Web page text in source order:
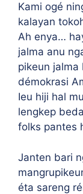
Kami ogé
kalayan
Ah enya…
jalma anu
pikeun jalma
démokrasi
Ieu hiji hal
lengkep
folks pantes
Janten bari
éta sareng